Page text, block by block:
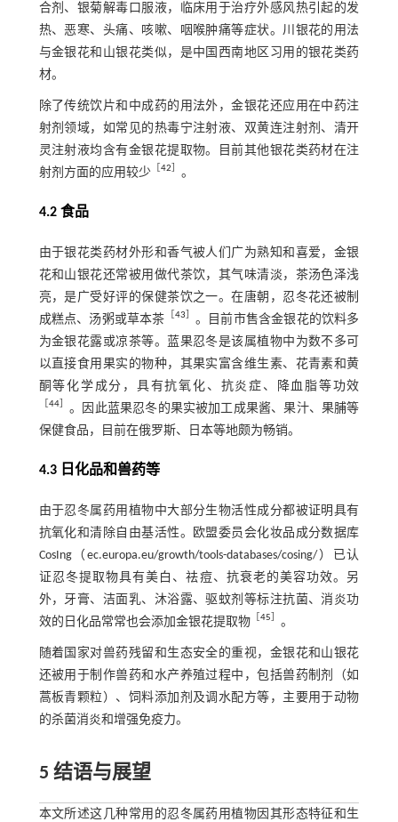
合剂、银菊解毒口服液，临床用于治疗外感风热引起的发
热、恶寒、头痛、咳嗽、咽喉肿痛等症状。川银花的用法
与金银花和山银花类似，是中国西南地区习用的银花类药
材。
除了传统饮片和中成药的用法外，金银花还应用在中药注
射剂领域，如常见的热毒宁注射液、双黄连注射剂、清开
灵注射液均含有金银花提取物。目前其他银花类药材在注
射剂方面的应用较少［42］ 。
4.2 食品
由于银花类药材外形和香气被人们广为熟知和喜爱，金银
花和山银花还常被用做代茶饮，其气味清淡，茶汤色泽浅
亮，是广受好评的保健茶饮之一。在唐朝，忍冬花还被制
成糕点、汤粥或草本茶 ［43］ 。目前市售含金银花的饮料多
为金银花露或凉茶等。蓝果忍冬是该属植物中为数不多可
以直接食用果实的物种，其果实富含维生素、花青素和黄
酮等化学成分，具有抗氧化、抗炎症、降血脂等功效
［44］ 。因此蓝果忍冬的果实被加工成果酱、果汁、果脯等
保健食品，目前在俄罗斯、日本等地颇为畅销。
4.3 日化品和兽药等
由于忍冬属药用植物中大部分生物活性成分都被证明具有
抗氧化和清除自由基活性。欧盟委员会化妆品成分数据库
CosIng（ec.europa.eu/growth/tools-databases/cosing/）已认
证忍冬提取物具有美白、祛痘、抗衰老的美容功效。另
外，牙膏、洁面乳、沐浴露、驱蚊剂等标注抗菌、消炎功
效的日化品常常也会添加金银花提取物［45］ 。
随着国家对兽药残留和生态安全的重视，金银花和山银花
还被用于制作兽药和水产养殖过程中，包括兽药制剂（如
蒿板青颗粒）、饲料添加剂及调水配方等，主要用于动物
的杀菌消炎和增强免疫力。
5 结语与展望
本文所述这几种常用的忍冬属药用植物因其形态特征和生